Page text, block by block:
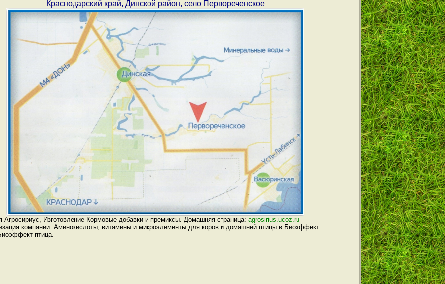
Краснодарский край, Динской район, село Первореченское
Агросириус, Изготовление Кормовые добавки и премиксы. Домашняя страница: agrosirius.ucoz.ru
компании: Аминокислоты, витамины и микроэлементы для коров и домашней птицы в Биоэффект
птица.